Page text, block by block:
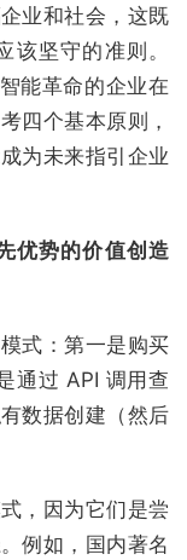
业和社会，这既
该坚守的准则。
能革命的企业在
四个基本原则，
为未来指引企业
优势的价值创造
式：第一是购买
通过 API 调用查
数据创建（然后
，因为它们是尝
例如，国内著名